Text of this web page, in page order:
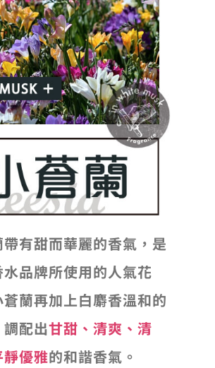
有甜而華麗的香氣，是
品牌所使用的人氣花
蘭再加上白麝香溫和的
配出甘甜、清爽、清
優雅的和諧香氣。